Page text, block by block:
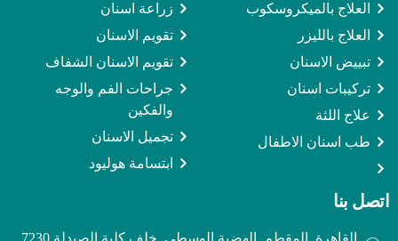
العلاج بالميكروسكوب
العلاج بالليزر
تبييض الاسنان
تركيبات اسنان
علاج اللثة
طب اسنان الاطفال
زراعة اسنان
تقويم الاسنان
تقويم الاسنان الشفاف
جراحات الفم والوجه
والفكين
تجميل الاسنان
ابتسامة هوليود
اتصل بنا